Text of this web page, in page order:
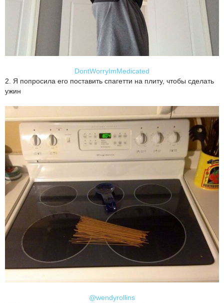
DontWorryImMedicated
2. Я попросила его поставить спагетти на плиту, чтобы сделать
ужин
@wendyrollins